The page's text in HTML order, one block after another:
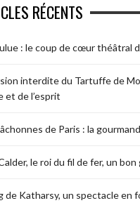
RÉCENTS
: le coup de cœur théâtral
interdite du Tartuffe de
et de l’esprit
de Paris : la
le roi du fil de fer, un bon
de Katharsy, un spectacle en